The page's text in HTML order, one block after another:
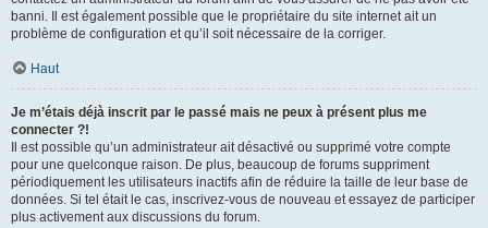
banni. Il est également possible que le propriétaire du site internet ait un
problème de configuration et qu’il soit nécessaire de la corriger.
Haut
Je m’étais déjà inscrit par le passé mais ne peux à présent plus me
connecter ?!
Il est possible qu’un administrateur ait désactivé ou supprimé votre compte
pour une quelconque raison. De plus, beaucoup de forums suppriment
périodiquement les utilisateurs inactifs afin de réduire la taille de leur base de
données. Si tel était le cas, inscrivez-vous de nouveau et essayez de participer
plus activement aux discussions du forum.